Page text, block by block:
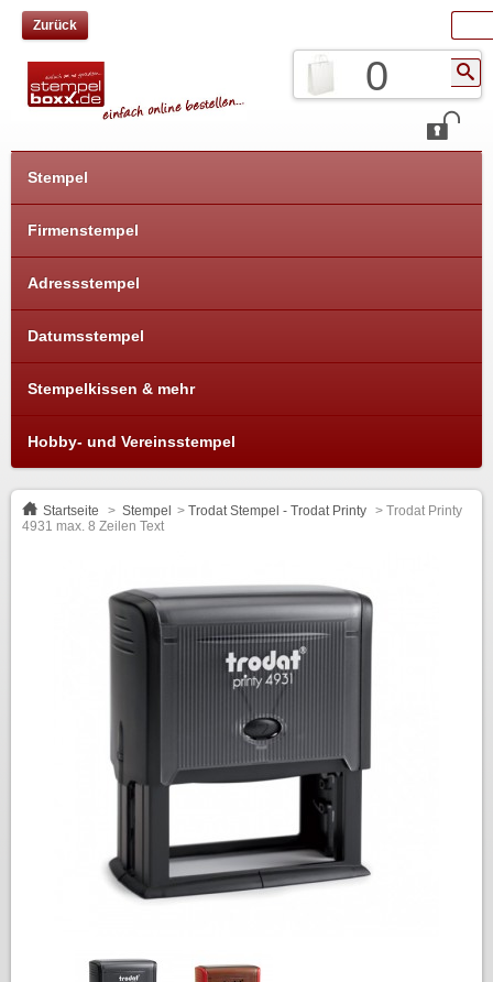
Zurück
0
Stempel
Firmenstempel
Adressstempel
Datumsstempel
Stempelkissen & mehr
Hobby- und Vereinsstempel
Startseite > Stempel > Trodat Stempel - Trodat Printy > Trodat Printy
4931 max. 8 Zeilen Text